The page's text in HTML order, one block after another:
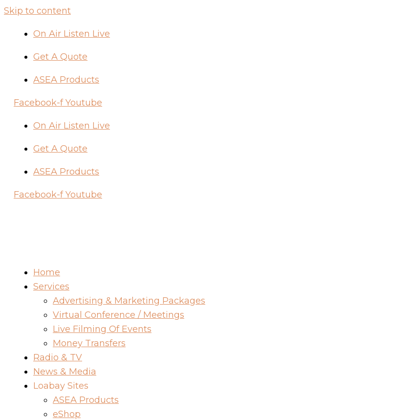
Skip to content
On Air Listen Live
Get A Quote
ASEA Products
Facebook-f Youtube
On Air Listen Live
Get A Quote
ASEA Products
Facebook-f Youtube
Home
Services
Advertising & Marketing Packages
Virtual Conference / Meetings
Live Filming Of Events
Money Transfers
Radio & TV
News & Media
Loabay Sites
ASEA Products
eShop